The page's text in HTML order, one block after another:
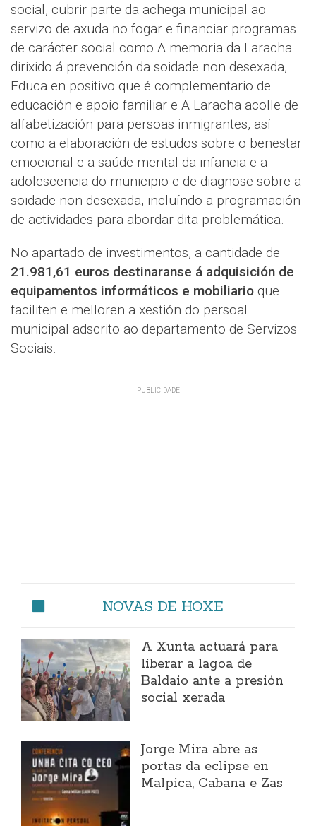
social, cubrir parte da achega municipal ao
servizo de axuda no fogar e financiar programas
de carácter social como A memoria da Laracha
dirixido á prevención da soidade non desexada,
Educa en positivo que é complementario de
educación e apoio familiar e A Laracha acolle de
alfabetización para persoas inmigrantes, así
como a elaboración de estudos sobre o benestar
emocional e a saúde mental da infancia e a
adolescencia do municipio e de diagnose sobre a
soidade non desexada, incluíndo a programación
de actividades para abordar dita problemática.
No apartado de investimentos, a cantidade de
21.981,61 euros destinaranse á adquisición de
equipamentos informáticos e mobiliario que
faciliten e melloren a xestión do persoal
municipal adscrito ao departamento de Servizos
Sociais.
NOVAS DE HOXE
A Xunta actuará para
liberar a lagoa de
Baldaio ante a presión
social xerada
Jorge Mira abre as
portas da eclipse en
Malpica, Cabana e Zas